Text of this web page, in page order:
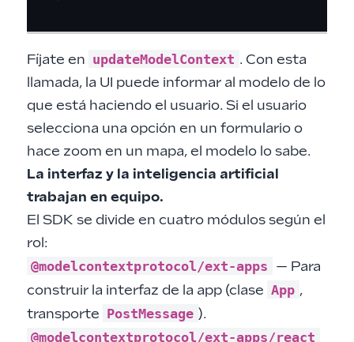
Fíjate en updateModelContext . Con esta
llamada, la UI puede informar al modelo de lo
que está haciendo el usuario. Si el usuario
selecciona una opción en un formulario o
hace zoom en un mapa, el modelo lo sabe.
La interfaz y la inteligencia artificial
trabajan en equipo.
El SDK se divide en cuatro módulos según el
rol:
@modelcontextprotocol/ext-apps — Para
construir la interfaz de la app (clase App ,
transporte PostMessage ).
@modelcontextprotocol/ext-apps/react